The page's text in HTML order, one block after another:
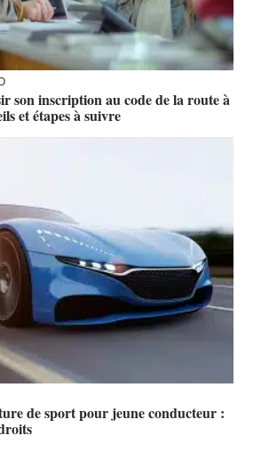
son inscription au code de la route à
et étapes à suivre
de sport pour jeune conducteur :